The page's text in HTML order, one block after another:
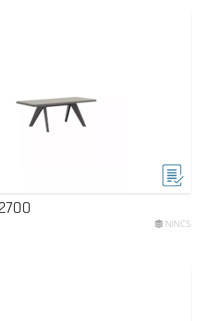
NINCS